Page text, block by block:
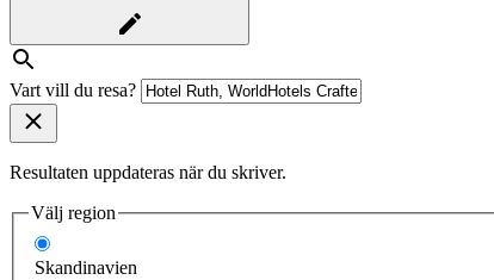
Vart vill du resa?
Resultaten uppdateras när du skriver.
Välj region
Skandinavien